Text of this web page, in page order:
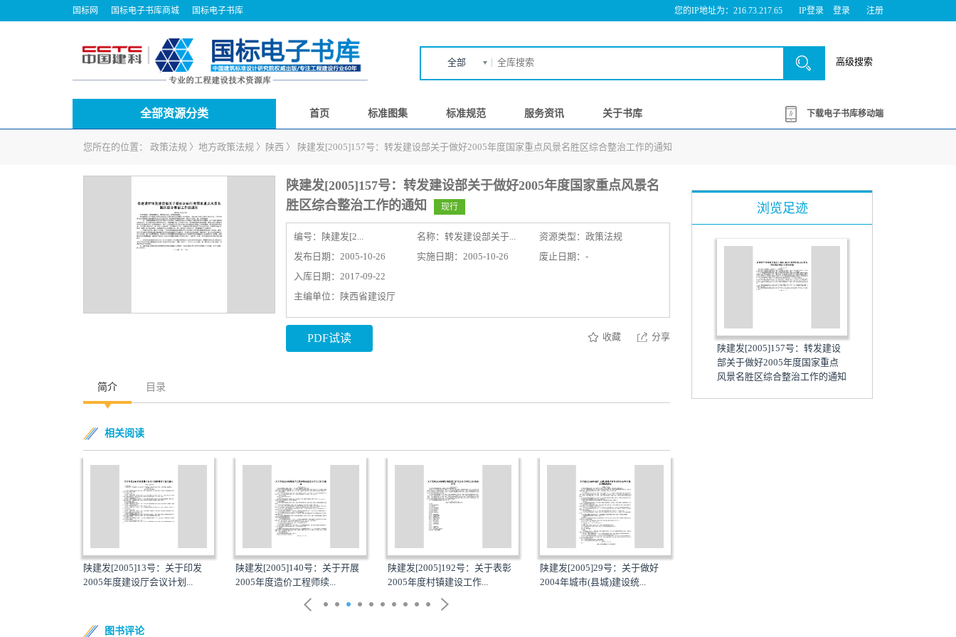
国标网 国标电子书库商城 国标电子书库 您的IP地址为：216.73.217.65 IP登录 登录 注册
全部 高级搜索
全部资源分类 首页 标准图集 标准规范 服务资讯 关于书库 下载电子书库移动端
您所在的位置： 政策法规 〉 地方政策法规 〉 陕西 〉 陕建发[2005]157号：转发建设部关于做好2005年度国家重点风景名胜区综合整治工作的通知
陕建发[2005]157号：转发建设部关于做好2005年度国家重点风景名
胜区综合整治工作的通知
现行
编号： 陕建发[2... 名称： 转发建设部关于...
资源类型：政策法规
发布日期：2005-10-26
实施日期：2005-10-26
废止日期：-
入库日期：2017-09-22
主编单位：陕西省建设厅
PDF试读 收藏 分享
简介 目录
相关阅读
陕建发[2005]13号：关于印发
2005年度建设厅会议计划...
陕建发[2005]140号：关于开展
2005年度造价工程师续...
陕建发[2005]192号：关于表彰
2005年度村镇建设工作...
陕建发[2005]29号：关于做好
2004年城市(县城)建设统...
图书评论
浏览足迹
陕建发[2005]157号：转发建设
部关于做好2005年度国家重点
风景名胜区综合整治工作的通知